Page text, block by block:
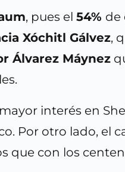
, pues el 54% de
Xóchitl Gálvez,
Álvarez Máynez
interés en
Por otro lado, el
que con los